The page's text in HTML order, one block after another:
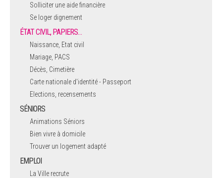
Solliciter une aide financière
Se loger dignement
ÉTAT CIVIL, PAPIERS…
Naissance, Etat civil
Mariage, PACS
Décès, Cimetière
Carte nationale d'identité - Passeport
Elections, recensements
SÉNIORS
Animations Séniors
Bien vivre à domicile
Trouver un logement adapté
EMPLOI
La Ville recrute